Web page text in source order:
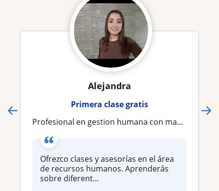
Alejandra
Primera clase gratis
profesional en gestion humana con mas de 10 años de experiencia / clases y asesorias personalizadas
Ofrezco clases y asesorías en el área
de recursos humanos. Aprenderás
sobre diferent...